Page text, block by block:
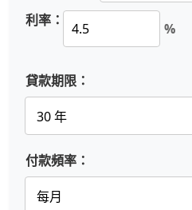
利率： %
貸款期限：
付款頻率：